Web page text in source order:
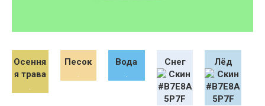
Осення
я трава
Песок Вода Снег Лёд